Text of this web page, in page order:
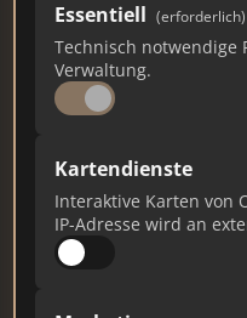
Essentiell (erforderlich)
Technisch notwendige
Verwaltung.
Kartendienste
Interaktive Karten von
IP-Adresse wird an
102
Ist das Ihr
Verifizieren Sie Ihr